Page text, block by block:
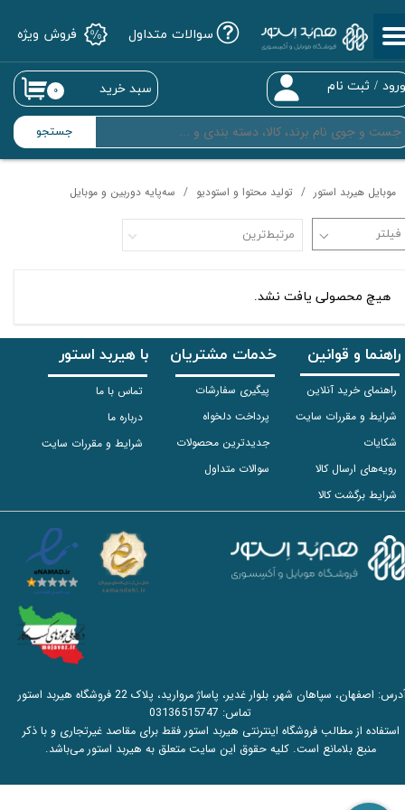
جستجو
/ ثبت نام
حساب کاربری من
تغییر گذر واژه
سفارشات
خروج از حساب کاربری
۰ سبد خرید
سوالات متداول فروش ویژه
موبایل هیربد استور تولید محتوا و استودیو سه‌پایه دوربین و موبایل
مرتبط‌ترین
هیچ محصولی یافت نشد.
راهنما و قوانین
راهنمای خرید آنلاین
شرایط و مقررات سایت
شکایات
رویه‌های ارسال کالا
شرایط برگشت کالا
خدمات مشتریان
پیگیری سفارشات
پرداخت دلخواه
جدیدترین محصولات
سوالات متداول
با هیربد استور
تماس با ما
درباره ما
شرایط و مقررات سایت
آدرس: اصفهان، سپاهان شهر، بلوار غدیر، پاساژ مروارید، پلاک 22 فروشگاه هیربد استور
تماس: 03136515747
استفاده از مطالب فروشگاه اینترنتی هیربد استور فقط برای مقاصد غیرتجاری و با ذکر
منبع بلامانع است. کلیه حقوق این سایت متعلق به هیربد استور می‌باشد.​​​​​​​